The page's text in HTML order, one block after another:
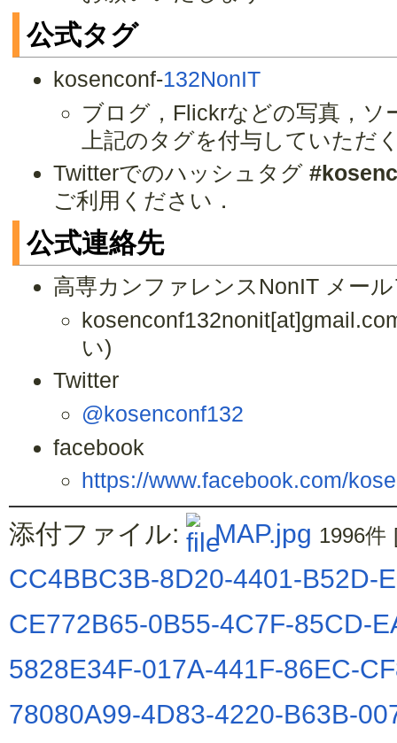
公式タグ
kosenconf-132NonIT
ブログ，Flickrなどの写真，
上記のタグを付与していただ
Twitterでのハッシュタグ
ご利用ください．
公式連絡先
高専カンファレンスNonIT メー
い)
Twitter
@kosenconf132
facebook
https://www.facebook.com/
添付ファイル: MAP.jpg 1996件
CC4BBC3B-8D20-4401-B52D-
CE772B65-0B55-4C7F-85CD-
5828E34F-017A-441F-86EC-
78080A99-4D83-4220-B63B-